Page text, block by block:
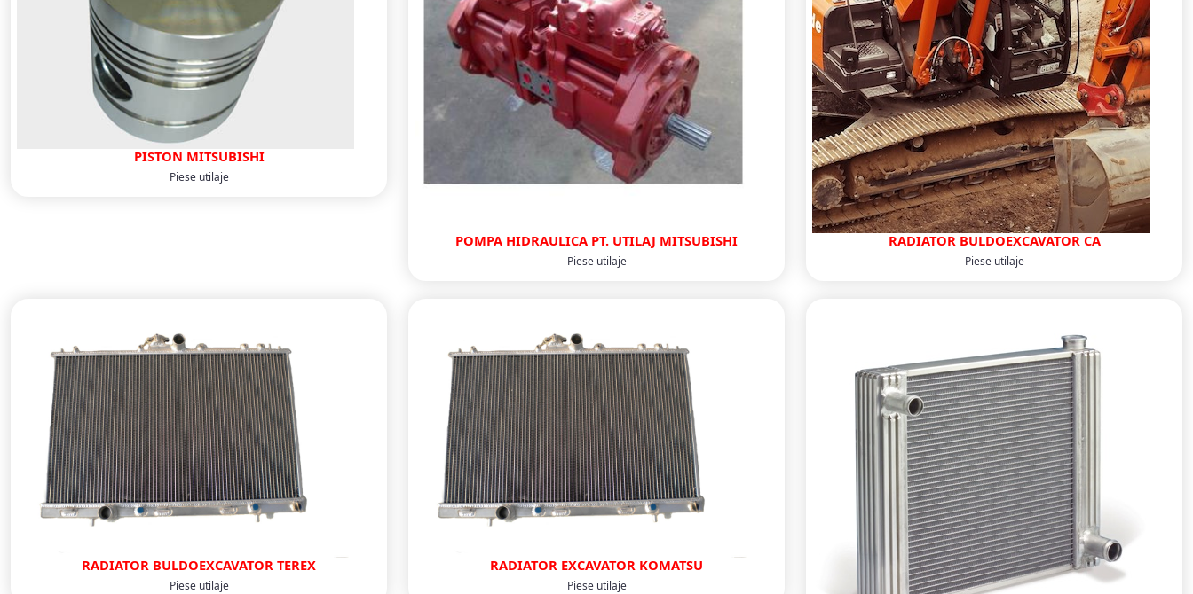
PISTON MITSUBISHI
Piese utilaje
POMPA HIDRAULICA PT. UTILAJ MITSUBISHI
Piese utilaje
RADIATOR BULDOEXCAVATOR CA
Piese utilaje
RADIATOR BULDOEXCAVATOR TEREX
Piese utilaje
RADIATOR EXCAVATOR KOMATSU
Piese utilaje